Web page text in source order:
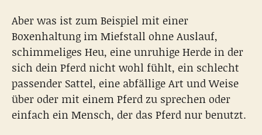
Aber was ist zum Beispiel mit einer
Boxenhaltung im Miefstall ohne Auslauf,
schimmeliges Heu, eine unruhige Herde in der
sich dein Pferd nicht wohl fühlt, ein schlecht
passender Sattel, eine abfällige Art und Weise
über oder mit einem Pferd zu sprechen oder
einfach ein Mensch, der das Pferd nur benutzt.